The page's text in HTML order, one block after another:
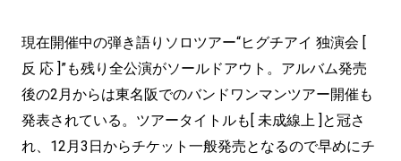
現在開催中の弾き語りソロツアー“ヒグチアイ 独演会 [
反 応 ]”も残り全公演がソールドアウト。アルバム発売
後の2月からは東名阪でのバンドワンマンツアー開催も
発表されている。ツアータイトルも[ 未成線上 ]と冠さ
れ、12月3日からチケット一般発売となるので早めにチ